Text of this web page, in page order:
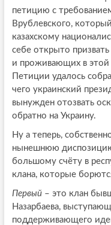
петицию с
Врублевского,
казахскому
себе открыто
и проживающих в этой
Петиции удалось
чего украинский
вынужден отозвать
обратно на Украину.
Ну а теперь,
нынешнюю диспозицию
большому счёту в
клана, которые
Первый – это клан
Назарбаева,
поддерживающего